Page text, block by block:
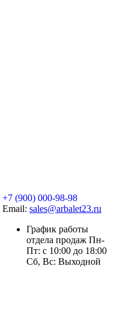
+7 (900) 000-98-98
Email: sales@arbalet23.ru
График работы
отдела продаж Пн-
Пт: с 10:00 до 18:00
Сб, Вс: Выходной